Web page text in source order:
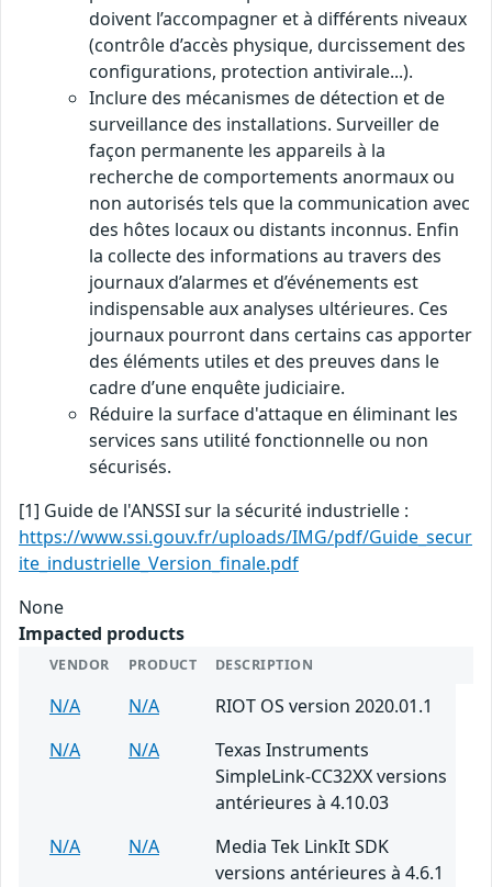
doivent l’accompagner et à différents niveaux
(contrôle d’accès physique, durcissement des
configurations, protection antivirale...).
Inclure des mécanismes de détection et de
surveillance des installations. Surveiller de
façon permanente les appareils à la
recherche de comportements anormaux ou
non autorisés tels que la communication avec
des hôtes locaux ou distants inconnus. Enfin
la collecte des informations au travers des
journaux d’alarmes et d’événements est
indispensable aux analyses ultérieures. Ces
journaux pourront dans certains cas apporter
des éléments utiles et des preuves dans le
cadre d’une enquête judiciaire.
Réduire la surface d'attaque en éliminant les
services sans utilité fonctionnelle ou non
sécurisés.
[1] Guide de l'ANSSI sur la sécurité industrielle :
https://www.ssi.gouv.fr/uploads/IMG/pdf/Guide_secur
ite_industrielle_Version_finale.pdf
None
Impacted products
VENDOR PRODUCT DESCRIPTION
N/A N/A
RIOT OS version 2020.01.1
N/A
N/A
Texas Instruments
SimpleLink-CC32XX versions
antérieures à 4.10.03
N/A
N/A
Media Tek LinkIt SDK
versions antérieures à 4.6.1